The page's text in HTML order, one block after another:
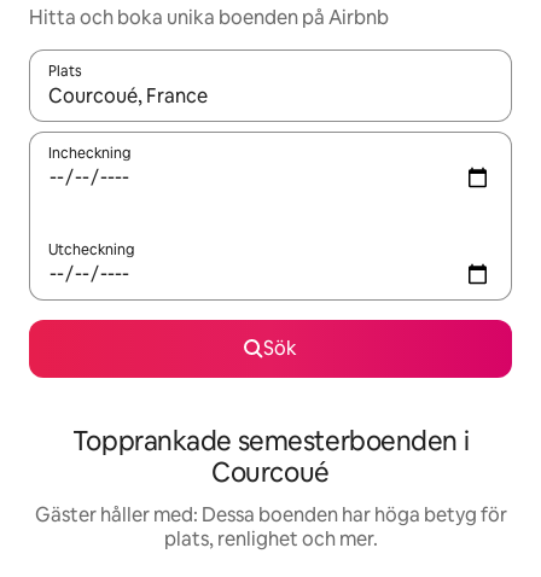
Hitta och boka unika boenden på Airbnb
Plats
När resultaten är tillgängliga kan du navigera med upp- och
Incheckning
Utcheckning
Sök
Topprankade semesterboenden i
Courcoué
Gäster håller med: Dessa boenden har höga betyg för
plats, renlighet och mer.